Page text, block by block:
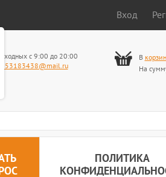
Вход
с 9:00 до 20:00
В
На
ПОЛИТИКА